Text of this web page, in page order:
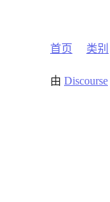
首页 类别
由 Discourse